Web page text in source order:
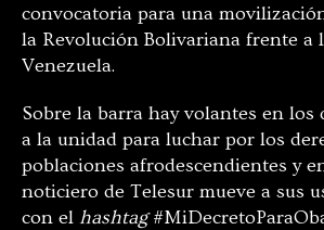
convocatoria para una
la Revolución Bolivariana frente a
Venezuela.
Sobre la barra hay volantes en los
a la unidad para luchar por los
poblaciones afrodescendientes y
noticiero de Telesur mueve a sus
con el hashtag